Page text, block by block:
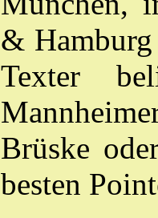
&
Texter
Brüske
besten